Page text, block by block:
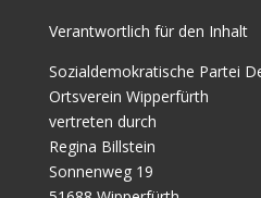
Verantwortlich für den Inhalt
Sozialdemokratische Partei
Ortsverein Wipperfürth
vertreten durch
Regina Billstein
Sonnenweg 19